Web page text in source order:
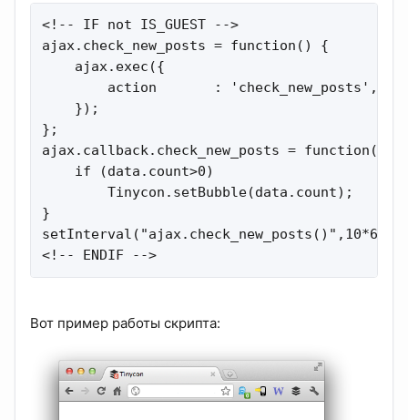
<!-- IF not IS_GUEST -->
ajax.check_new_posts = function() {
    ajax.exec({
        action       : 'check_new_posts',
    });
};
ajax.callback.check_new_posts =
    if (data.count>0)
        Tinycon.setBubble(data.count);
}
<!-- ENDIF -->
Вот пример работы скрипта: